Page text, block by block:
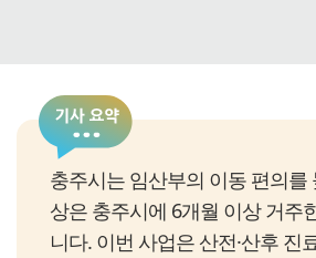
충주시는 임산부의 이동 편의
상은 충주시에 6개월 이상 거주
니다. 이번 사업은 산전·산후